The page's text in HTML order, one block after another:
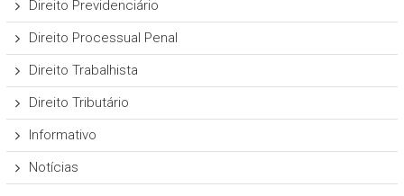
Direito Previdenciário
Direito Processual Penal
Direito Trabalhista
Direito Tributário
Informativo
Notícias